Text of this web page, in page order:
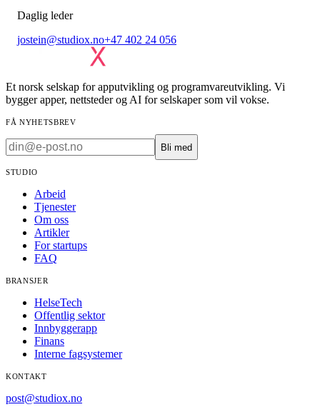
Daglig leder
jostein@studiox.no+47 402 24 056
Et norsk selskap for apputvikling og programvareutvikling. Vi
bygger apper, nettsteder og AI for selskaper som vil vokse.
FÅ NYHETSBREV
Bli med
STUDIO
Arbeid
Tjenester
Om oss
Artikler
For startups
FAQ
BRANSJER
HelseTech
Offentlig sektor
Innbyggerapp
Finans
Interne fagsystemer
KONTAKT
post@studiox.no